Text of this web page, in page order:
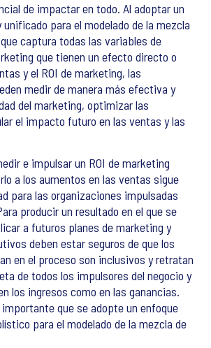
de impactar en todo. Al adoptar un
para el modelado de la mezcla
captura todas las variables de
que tienen un efecto directo o
y el ROI de marketing, las
medir de manera más efectiva y
del marketing, optimizar las
el impacto futuro en las ventas y las
e impulsar un ROI de marketing
a los aumentos en las ventas sigue
para las organizaciones impulsadas
producir un resultado en el que se
a futuros planes de marketing y
deben estar seguros de que los
en el proceso son inclusivos y retratan
de todos los impulsores del negocio y
los ingresos como en las ganancias.
que se adopte un enfoque
para el modelado de la mezcla de